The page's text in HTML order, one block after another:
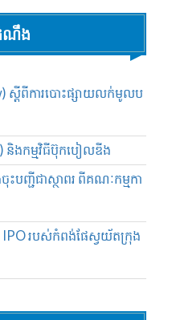
ណឹង
ស្ដីពី​ការបោះ​ផ្សាយ​លក់​មូល​ប​
និង​កម្មវិធី​ប៊ុក​បៀ​លឌីង
បញ្ជី​ជា​ស្ថាពរ ពី​គណៈកម្មកា​
IPO របស់កំពង់ផែ​ស្វយ័ត​ក្រុង